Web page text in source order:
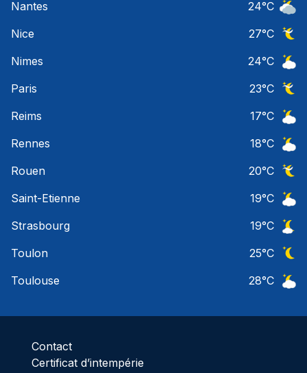
Nantes
24°C
Nice
27°C
Nimes
24°C
Paris
23°C
Reims
17°C
Rennes
18°C
Rouen
20°C
Saint-Etienne
19°C
Strasbourg
19°C
Toulon
25°C
Toulouse
28°C
Contact
Certificat d’intempérie